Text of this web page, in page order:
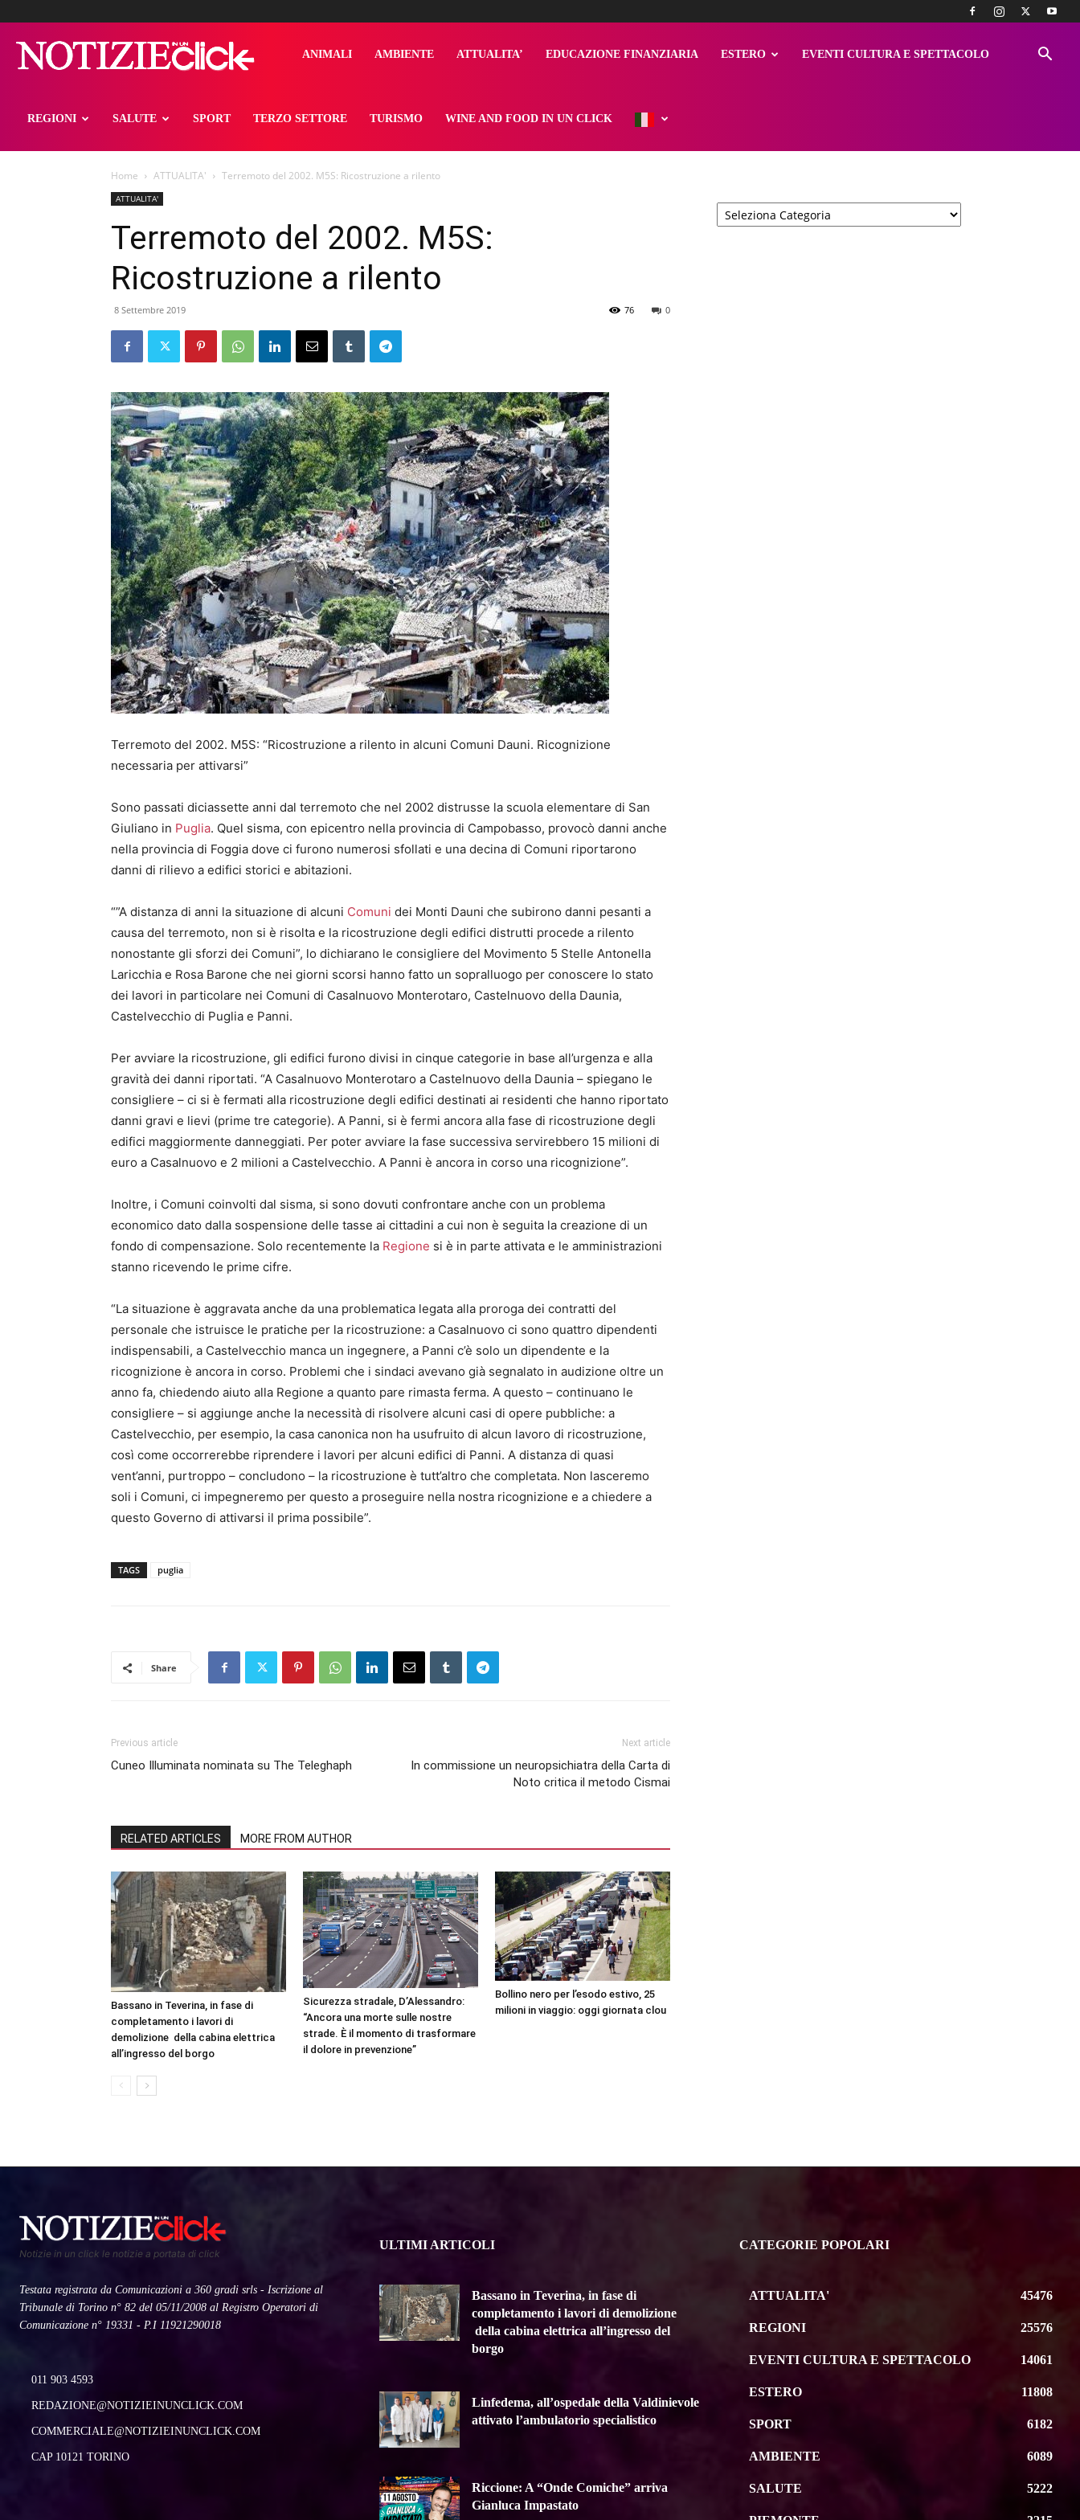
notizieinunclick
ANIMALI AMBIENTE ATTUALITA’ EDUCAZIONE FINANZIARIA ESTERO EVENTI CULTURA E SPETTACOLO
REGIONI SALUTE SPORT TERZO SETTORE TURISMO WINE AND FOOD IN UN CLICK
Home ATTUALITA' Terremoto del 2002. M5S: Ricostruzione a rilento
ATTUALITA'
Terremoto del 2002. M5S:
Ricostruzione a rilento
8 Settembre 2019 0
76
Terremoto del 2002. M5S: “Ricostruzione a rilento in alcuni Comuni Dauni. Ricognizione
necessaria per attivarsi”
Sono passati diciassette anni dal terremoto che nel 2002 distrusse la scuola elementare di San
Giuliano in Puglia. Quel sisma, con epicentro nella provincia di Campobasso, provocò danni anche
nella provincia di Foggia dove ci furono numerosi sfollati e una decina di Comuni riportarono
danni di rilievo a edifici storici e abitazioni.
“”A distanza di anni la situazione di alcuni Comuni dei Monti Dauni che subirono danni pesanti a
causa del terremoto, non si è risolta e la ricostruzione degli edifici distrutti procede a rilento
nonostante gli sforzi dei Comuni”, lo dichiarano le consigliere del Movimento 5 Stelle Antonella
Laricchia e Rosa Barone che nei giorni scorsi hanno fatto un sopralluogo per conoscere lo stato
dei lavori in particolare nei Comuni di Casalnuovo Monterotaro, Castelnuovo della Daunia,
Castelvecchio di Puglia e Panni.
Per avviare la ricostruzione, gli edifici furono divisi in cinque categorie in base all’urgenza e alla
gravità dei danni riportati. “A Casalnuovo Monterotaro a Castelnuovo della Daunia – spiegano le
consigliere – ci si è fermati alla ricostruzione degli edifici destinati ai residenti che hanno riportato
danni gravi e lievi (prime tre categorie). A Panni, si è fermi ancora alla fase di ricostruzione degli
edifici maggiormente danneggiati. Per poter avviare la fase successiva servirebbero 15 milioni di
euro a Casalnuovo e 2 milioni a Castelvecchio. A Panni è ancora in corso una ricognizione”.
Inoltre, i Comuni coinvolti dal sisma, si sono dovuti confrontare anche con un problema
economico dato dalla sospensione delle tasse ai cittadini a cui non è seguita la creazione di un
fondo di compensazione. Solo recentemente la Regione si è in parte attivata e le amministrazioni
stanno ricevendo le prime cifre.
“La situazione è aggravata anche da una problematica legata alla proroga dei contratti del
personale che istruisce le pratiche per la ricostruzione: a Casalnuovo ci sono quattro dipendenti
indispensabili, a Castelvecchio manca un ingegnere, a Panni c’è solo un dipendente e la
ricognizione è ancora in corso. Problemi che i sindaci avevano già segnalato in audizione oltre un
anno fa, chiedendo aiuto alla Regione a quanto pare rimasta ferma. A questo – continuano le
consigliere – si aggiunge anche la necessità di risolvere alcuni casi di opere pubbliche: a
Castelvecchio, per esempio, la casa canonica non ha usufruito di alcun lavoro di ricostruzione,
così come occorrerebbe riprendere i lavori per alcuni edifici di Panni. A distanza di quasi
vent’anni, purtroppo – concludono – la ricostruzione è tutt’altro che completata. Non lasceremo
soli i Comuni, ci impegneremo per questo a proseguire nella nostra ricognizione e a chiedere a
questo Governo di attivarsi il prima possibile”.
TAGS puglia
Share
Previous article
Cuneo Illuminata nominata su The Teleghaph
Next article
In commissione un neuropsichiatra della Carta di
Noto critica il metodo Cismai
RELATED ARTICLES MORE FROM AUTHOR
Bassano in Teverina, in fase di
completamento i lavori di
demolizione della cabina elettrica
all’ingresso del borgo
Sicurezza stradale, D’Alessandro:
“Ancora una morte sulle nostre
strade. È il momento di trasformare
il dolore in prevenzione”
Bollino nero per l’esodo estivo, 25
milioni in viaggio: oggi giornata clou
Categorie
Notizie in un click le notizie a portata di click
Testata registrata da Comunicazioni a 360 gradi srls - Iscrizione al
Tribunale di Torino n° 82 del 05/11/2008 al Registro Operatori di
Comunicazione n° 19331 - P.I 11921290018
011 903 4593
REDAZIONE@NOTIZIEINUNCLICK.COM
COMMERCIALE@NOTIZIEINUNCLICK.COM
CAP 10121 TORINO
ULTIMI ARTICOLI
Bassano in Teverina, in fase di
completamento i lavori di demolizione
della cabina elettrica all’ingresso del
borgo
Linfedema, all’ospedale della Valdinievole
attivato l’ambulatorio specialistico
Riccione: A “Onde Comiche” arriva
Gianluca Impastato
CATEGORIE POPOLARI
ATTUALITA' 45476
REGIONI 25576
EVENTI CULTURA E SPETTACOLO 14061
ESTERO 11808
SPORT 6182
AMBIENTE 6089
SALUTE 5222